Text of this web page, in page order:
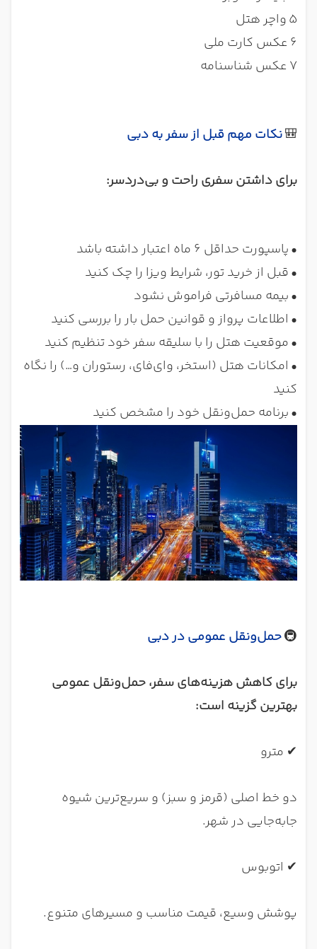
5واچر هتل
6 عکس کارت ملی
7 عکس شناسنامه
🎒نکات مهم قبل از سفر به دبی
برای داشتن سفری راحت و بی‌دردسر:
•پاسپورت حداقل ۶ ماه اعتبار داشته باشد
•قبل از خرید تور، شرایط ویزا را چک کنید
•بیمه مسافرتی فراموش نشود
• اطلاعات پرواز و قوانین حمل بار را بررسی کنید
•موقعیت هتل را با سلیقه سفر خود تنظیم کنید
• امکانات هتل (استخر، وای‌فای، رستوران و…) را نگاه
کنید
•برنامه حمل‌ونقل خود را مشخص کنید
🚇حمل‌ونقل عمومی در دبی
برای کاهش هزینه‌های سفر، حمل‌ونقل عمومی
بهترین گزینه است:
✔ مترو
دو خط اصلی (قرمز و سبز) و سریع‌ترین شیوه
جابه‌جایی در شهر.
✔ اتوبوس
پوشش وسیع، قیمت مناسب و مسیرهای متنوع.